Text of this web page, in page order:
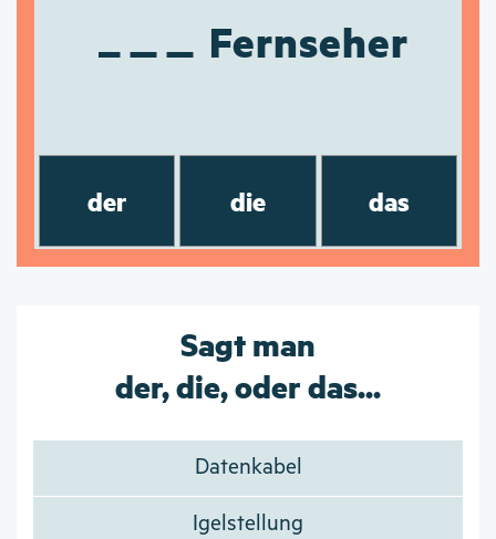
Fernseher
der die das
Sagt man
der, die, oder das...
Datenkabel
Igelstellung